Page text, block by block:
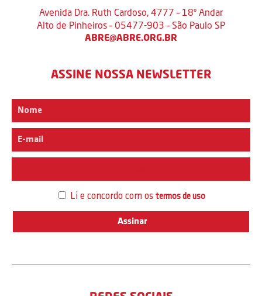
Avenida Dra. Ruth Cardoso, 4777 – 18º Andar
Alto de Pinheiros – 05477-903 – São Paulo SP
ABRE@ABRE.ORG.BR
ASSINE NOSSA NEWSLETTER
Li e concordo com os termos de uso